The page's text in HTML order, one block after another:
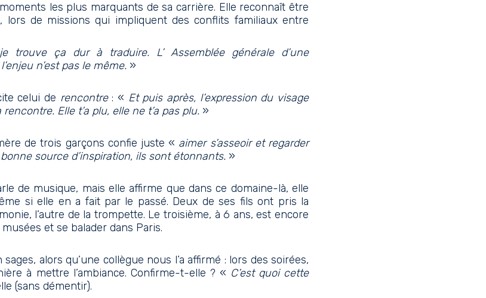
les plus marquants de sa carrière. Elle reconnaît être
lors de missions qui impliquent des conflits familiaux entre
trouve ça dur à traduire. L’ Assemblée générale d’une
n’est pas le même. »
celui de rencontre: « Et puis après, l’expression du visage
Elle t’a plu, elle ne t’a pas plu. »
de trois garçons confie juste « aimer s’asseoir et regarder
source d’inspiration, ils sont étonnants. »
de musique, mais elle affirme que dans ce domaine-là, elle
si elle en a fait par le passé. Deux de ses fils ont pris la
l’autre de la trompette. Le troisième, à 6 ans, est encore
et se balader dans Paris.
alors qu’une collègue nous l’a affirmé : lors des soirées,
à mettre l’ambiance. Confirme-t-elle ? « C’est quoi cette
(sans démentir).